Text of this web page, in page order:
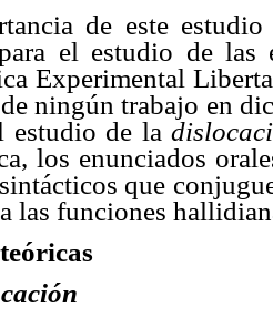
de este
el estudio de las
Experimental
ningún trabajo en
estudio de la
los enunciados
que
las funciones